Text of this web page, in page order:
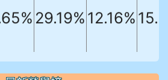
29.19% 12.16%